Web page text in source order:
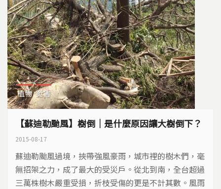
植物 災害
【蘇迪勒颱風】樹倒｜是什麼原因讓大樹倒下？
2015-08-17
蘇迪勒颱風過境，挾帶強風豪雨，城市裡的樹木們，毫
無招架之力，成了最大的受災戶。從北到南，全台超過
三萬株樹木嚴重受損，折枝受傷的更是不計其數。風雨